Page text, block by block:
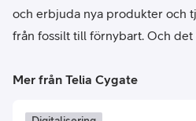
och erbjuda nya produkter och
från fossilt till förnybart. Och det
Mer från Telia Cygate